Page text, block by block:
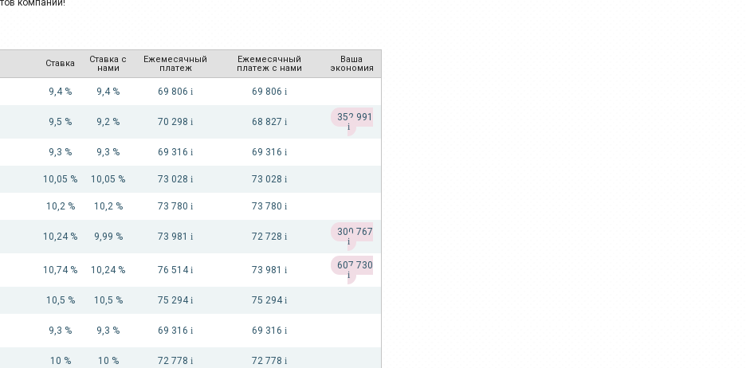
Ставка
Ставка с
нами
Ежемесячный
платеж
Ежемесячный
платеж с нами
Ваша
экономия
9,4 % 9,4 % 69 806 i 69 806 i
9,5 % 9,2 % 70 298 i 68 827 i
352 991
i
9,3 % 9,3 % 69 316 i 69 316 i
10,05 % 10,05 % 73 028 i 73 028 i
10,2 % 10,2 % 73 780 i 73 780 i
10,24 % 9,99 % 73 981 i 72 728 i
300 767
i
10,74 % 10,24 % 76 514i 73 981 i
607 730
i
10,5 % 10,5 % 75 294i 75 294i
9,3 % 9,3 % 69 316 i 69 316 i
10 % 10 % 72 778 i 72 778 i